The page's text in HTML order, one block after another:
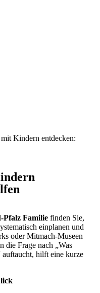
Kindern entdecken:
Pfalz Familie finden Sie,
einplanen und
oder Mitmach-Museen
die Frage nach „Was
hilft eine kurze